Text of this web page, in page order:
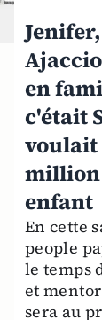
en
c'était
voulait
million
enfant
En cette
people
le temps
et
sera au